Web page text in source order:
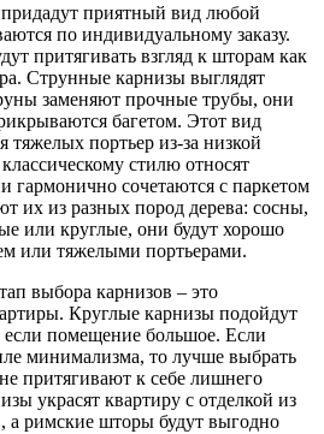
приятный вид любой
по индивидуальному заказу.
притягивать взгляд к шторам как
Струнные карнизы выглядят
заменяют прочные трубы, они
багетом. Этот вид
тяжелых портьер из-за низкой
стилю относят
гармонично сочетаются с паркетом
их из разных пород дерева: сосны,
или круглые, они будут хорошо
или тяжелыми портьерами.
выбора карнизов – это
Круглые карнизы подойдут
если помещение большое. Если
минимализма, то лучше выбрать
притягивают к себе лишнего
украсят квартиру с отделкой из
а римские шторы будут выгодно